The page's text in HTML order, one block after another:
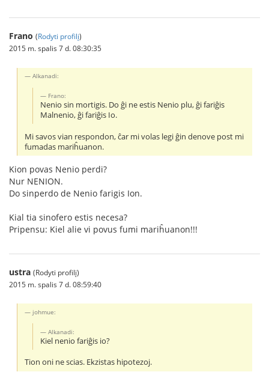
Frano (Rodyti profilį)
2015 m. spalis 7 d. 08:30:35
Alkanadi:
Frano:
Nenio sin mortigis. Do ĝi ne estis Nenio plu, ĝi fariĝis
Malnenio, ĝi fariĝis Io.
Mi savos vian respondon, ĉar mi volas legi ĝin denove post mi
fumadas mariĥuanon.
Kion povas Nenio perdi?
Nur NENION.
Do sinperdo de Nenio farigis Ion.
Kial tia sinofero estis necesa?
Pripensu: Kiel alie vi povus fumi mariĥuanon!!!
ustra (Rodyti profilį)
2015 m. spalis 7 d. 08:59:40
johmue:
Alkanadi:
Kiel nenio fariĝis io?
Tion oni ne scias. Ekzistas hipotezoj.